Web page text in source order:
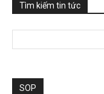
Tìm kiếm tin tức
SOP